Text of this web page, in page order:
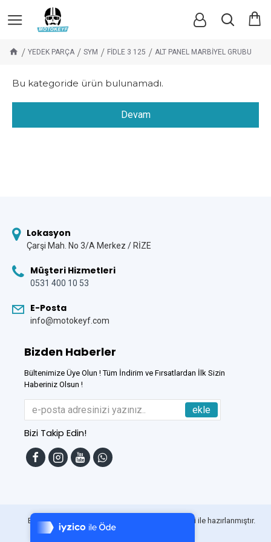
7/24 Canlı Destek
%100 Sorunsuz Alışveriş
YEDEK PARÇA SYM FİDLE 3 125 ALT PANEL MARBİYEL GRUBU
Bu kategoride ürün bulunamadı.
Devam
Lokasyon
Çarşi Mah. No 3/A Merkez / RİZE
Müşteri Hizmetleri
0531 400 10 53
E-Posta
info@motokeyf.com
Bizden Haberler
Bültenimize Üye Olun ! Tüm İndirim ve Fırsatlardan İlk Sizin
Haberiniz Olsun !
ekle
Bizi Takip Edin!
Bu Site DumanSoft Gelişmiş E-Ticaret sistemleri ile hazırlanmıştır.